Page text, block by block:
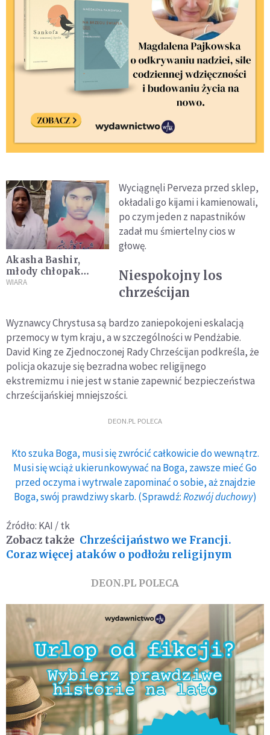
Akasha Bashir,
młody chłopak
pierwszym „sługą
WIARA
Wyciągnęli Perveza przed sklep,
okładali go kijami i kamienowali,
po czym jeden z napastników
zadał mu śmiertelny cios w
głowę.
Niespokojny los
chrześcijan
Wyznawcy Chrystusa są bardzo zaniepokojeni eskalacją
przemocy w tym kraju, a w szczególności w Pendżabie.
David King ze Zjednoczonej Rady Chrześcijan podkreśla, że
policja okazuje się bezradna wobec religijnego
ekstremizmu i nie jest w stanie zapewnić bezpieczeństwa
chrześcijańskiej mniejszości.
DEON.PL POLECA
Kto szuka Boga, musi się zwrócić całkowicie do wewnątrz.
Musi się wciąż ukierunkowywać na Boga, zawsze mieć Go
przed oczyma i wytrwale zapominać o sobie, aż znajdzie
Boga, swój prawdziwy skarb. (Sprawdź:Rozwój duchowy)
Źródło: KAI / tk
Zobacz także Chrześcijaństwo we Francji.
Coraz więcej ataków o podłożu religijnym
DEON.PL POLECA